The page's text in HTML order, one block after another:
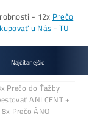
– Ozvite sa